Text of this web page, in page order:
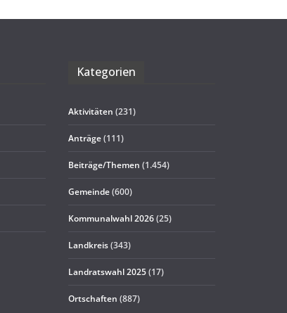
Kate­go­rien
Aktivitäten (231)
Anträge(111)
Beiträge/Themen (1.454)
Gemeinde(600)
Kommunalwahl 2026(25)
Landkreis(343)
Landratswahl 2025(17)
Ortschaften (887)